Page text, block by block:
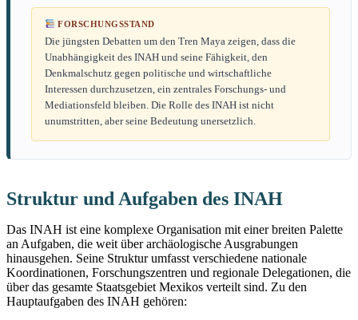
FORSCHUNGSSTAND
Die jüngsten Debatten um den Tren Maya zeigen, dass die
Unabhängigkeit des INAH und seine Fähigkeit, den
Denkmalschutz gegen politische und wirtschaftliche
Interessen durchzusetzen, ein zentrales Forschungs- und
Mediationsfeld bleiben. Die Rolle des INAH ist nicht
unumstritten, aber seine Bedeutung unersetzlich.
Struktur und Aufgaben des INAH
Das INAH ist eine komplexe Organisation mit einer breiten Palette
an Aufgaben, die weit über archäologische Ausgrabungen
hinausgehen. Seine Struktur umfasst verschiedene nationale
Koordinationen, Forschungszentren und regionale Delegationen, die
über das gesamte Staatsgebiet Mexikos verteilt sind. Zu den
Hauptaufgaben des INAH gehören: